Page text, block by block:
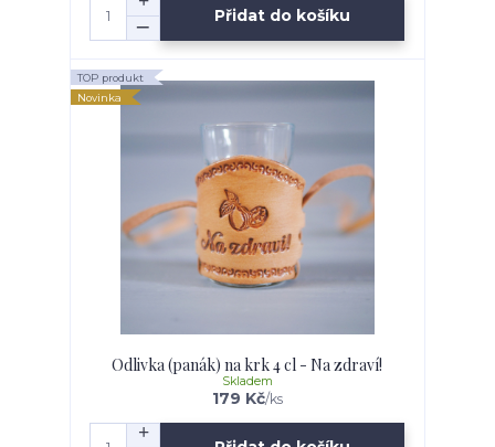
Přidat do košíku
TOP produkt
Novinka
Odlivka (panák) na krk 4 cl - Na zdraví!
179 Kč/ks
Skladem